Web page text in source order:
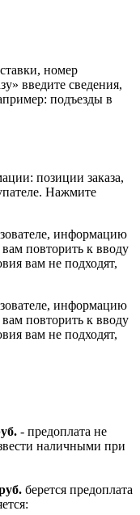
номер
введите сведения,
подъезды в
позиции заказа,
Нажмите
информацию
повторить к вводу
вам не подходят,
информацию
повторить к вводу
вам не подходят,
- предоплата не
наличными при
берется предоплата